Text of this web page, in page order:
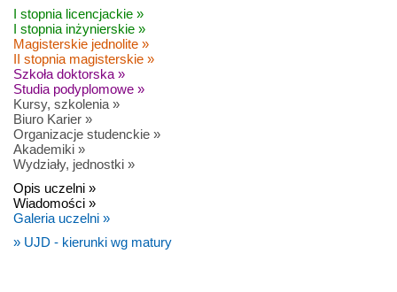
I stopnia licencjackie »
I stopnia inżynierskie »
Magisterskie jednolite »
II stopnia magisterskie »
Szkoła doktorska »
Studia podyplomowe »
Kursy, szkolenia »
Biuro Karier »
Organizacje studenckie »
Akademiki »
Wydziały, jednostki »
Opis uczelni »
Wiadomości »
Galeria uczelni »
» UJD - kierunki wg matury